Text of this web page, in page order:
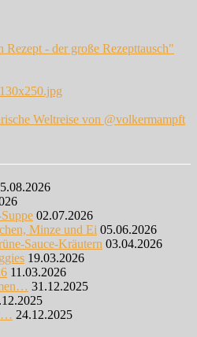
02.07.2026
Minze und Ei 05.06.2026
Sauce-Kräutern 03.04.2026
19.03.2026
11.03.2026
31.12.2025
… 24.12.2025